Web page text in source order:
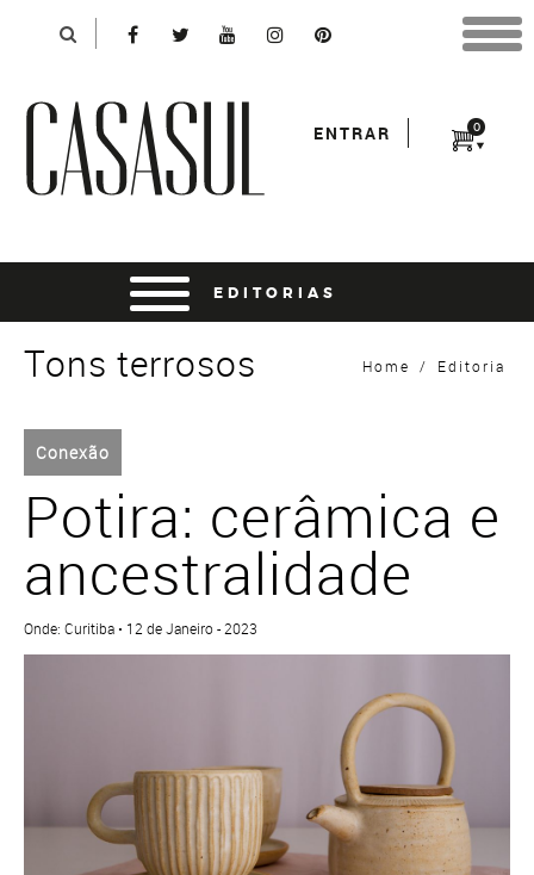
0
ENTRAR
Home / Editoria
Tons terrosos
Conexão
Potira: cerâmica e
ancestralidade
Onde: Curitiba • 12 de Janeiro - 2023
*Para finalizar sua compra informe seu e-mail:
*Senha:
entrar usando o facebook